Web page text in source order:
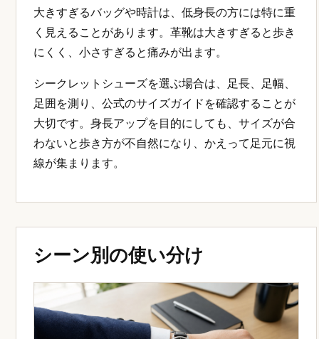
大きすぎるバッグや時計は、低身長の方には特に重
く見えることがあります。革靴は大きすぎると歩き
にくく、小さすぎると痛みが出ます。
シークレットシューズを選ぶ場合は、足長、足幅、
足囲を測り、公式のサイズガイドを確認することが
大切です。身長アップを目的にしても、サイズが合
わないと歩き方が不自然になり、かえって足元に視
線が集まります。
シーン別の使い分け